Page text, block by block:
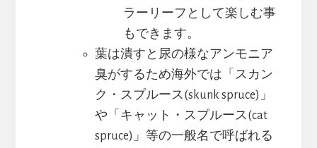
ラーリーフとして楽しむ事
もできます。
葉は潰すと尿の様なアンモニア
臭がするため海外では「スカン
ク・スプルース(skunk spruce)」
や「キャット・スプルース(cat
spruce)」等の一般名で呼ばれる